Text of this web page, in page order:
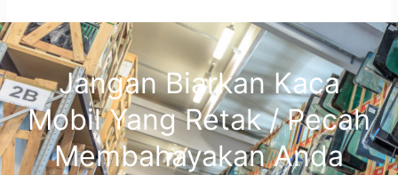
Jangan Biarkan Kaca
Mobil Yang Retak / Pecah
Membahayakan Anda